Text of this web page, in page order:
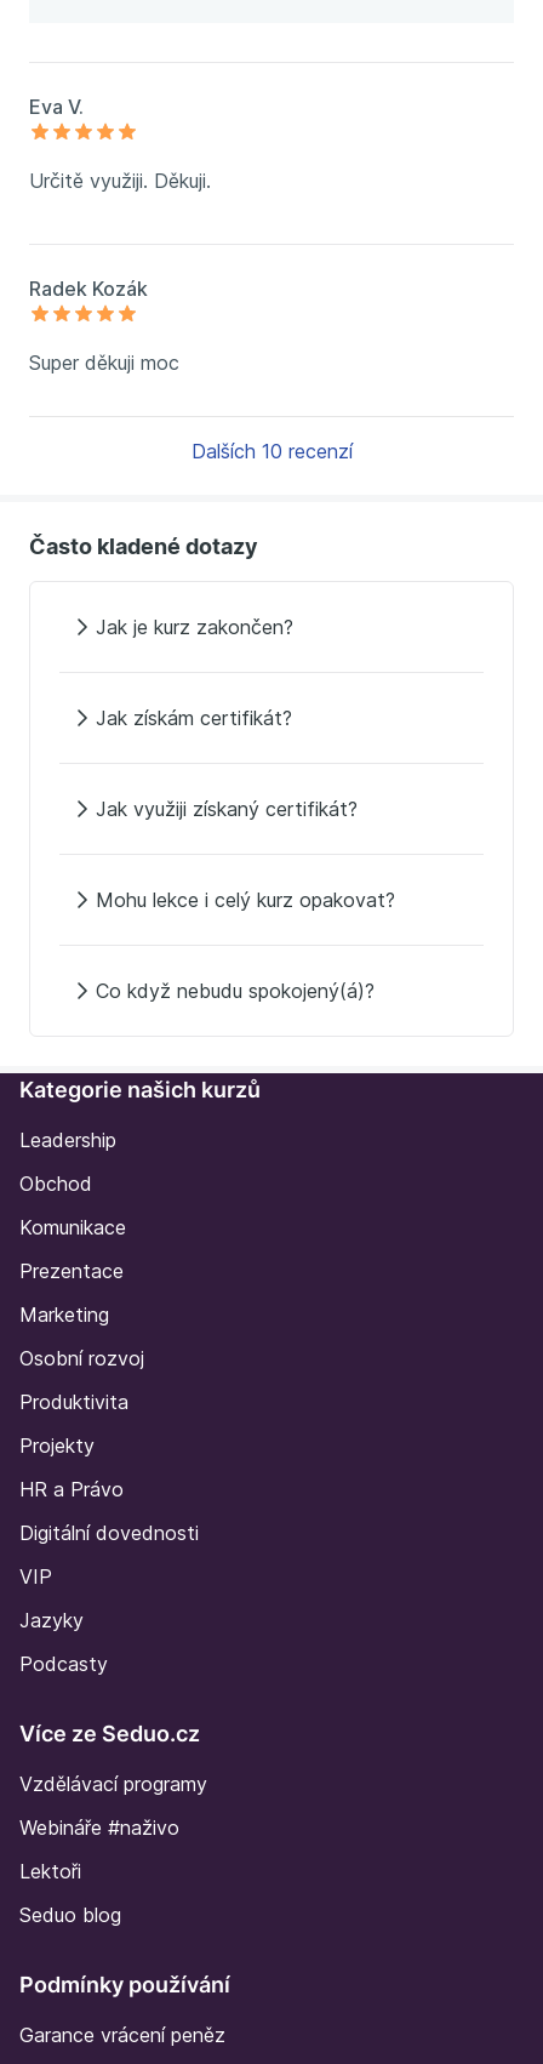
Eva V.
Určitě využiji. Děkuji.
Radek Kozák
Super děkuji moc
Dalších 10 recenzí
Často kladené dotazy
Jak je kurz zakončen?
Jak získám certifikát?
Jak využiji získaný certifikát?
Mohu lekce i celý kurz opakovat?
Co když nebudu spokojený(á)?
Kategorie našich kurzů
Leadership
Obchod
Komunikace
Prezentace
Marketing
Osobní rozvoj
Produktivita
Projekty
HR a Právo
Digitální dovednosti
VIP
Jazyky
Podcasty
Více ze Seduo.cz
Vzdělávací programy
Webináře #naživo
Lektoři
Seduo blog
Podmínky používání
Garance vrácení peněz